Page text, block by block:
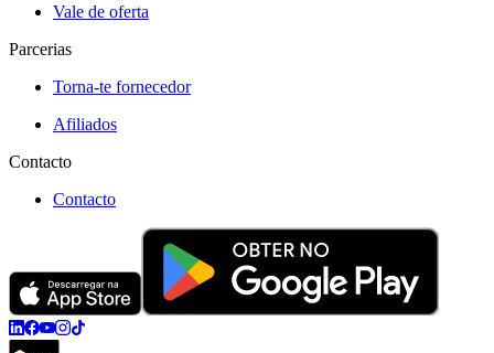
Vale de oferta
Parcerias
Torna-te fornecedor
Afiliados
Contacto
Contacto